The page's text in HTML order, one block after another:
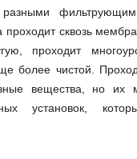
разными
проходит сквозь
проходит
более чистой.
вещества, но их
установок,